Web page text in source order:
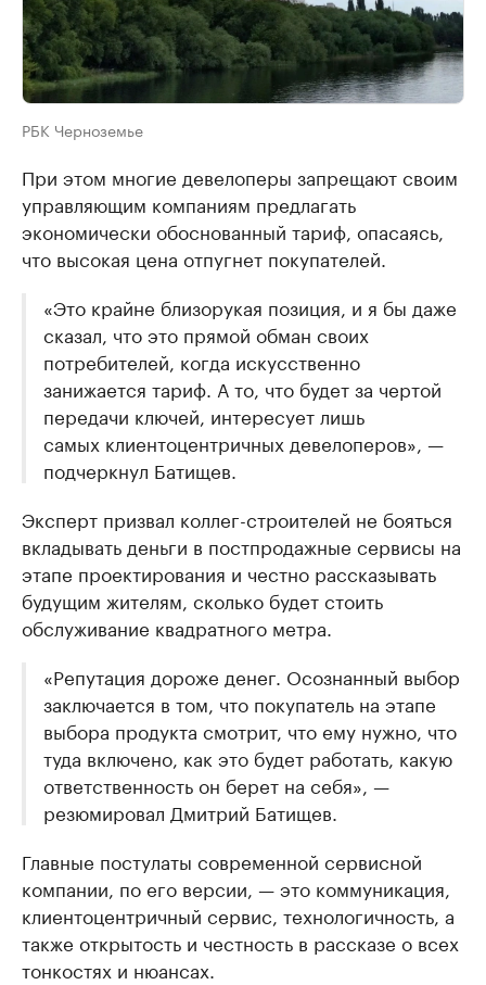
РБК Черноземье
При этом многие девелоперы запрещают своим
управляющим компаниям предлагать
экономически обоснованный тариф, опасаясь,
что высокая цена отпугнет покупателей.
«Это крайне близорукая позиция, и я бы даже
сказал, что это прямой обман своих
потребителей, когда искусственно
занижается тариф. А то, что будет за чертой
передачи ключей, интересует лишь
самых клиентоцентричных девелоперов», —
подчеркнул Батищев.
Эксперт призвал коллег-строителей не бояться
вкладывать деньги в постпродажные сервисы на
этапе проектирования и честно рассказывать
будущим жителям, сколько будет стоить
обслуживание квадратного метра.
«Репутация дороже денег. Осознанный выбор
заключается в том, что покупатель на этапе
выбора продукта смотрит, что ему нужно, что
туда включено, как это будет работать, какую
ответственность он берет на себя», —
резюмировал Дмитрий Батищев.
Главные постулаты современной сервисной
компании, по его версии, — это коммуникация,
клиентоцентричный сервис, технологичность, а
также открытость и честность в рассказе о всех
тонкостях и нюансах.